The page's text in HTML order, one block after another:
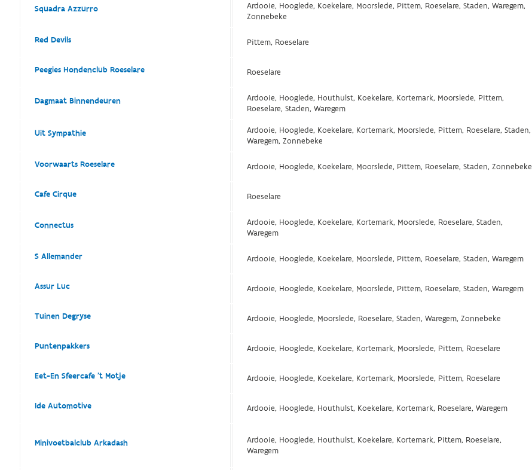
Squadra Azzurro
Ardooie, Hooglede, Koekelare, Moorslede, Pittem, Roeselare, Staden, Waregem,
Zonnebeke
Red Devils Pittem, Roeselare
Peegies Hondenclub Roeselare Roeselare
Dagmaat Binnendeuren
Ardooie, Hooglede, Houthulst, Koekelare, Kortemark, Moorslede, Pittem,
Roeselare, Staden, Waregem
Uit Sympathie
Ardooie, Hooglede, Koekelare, Kortemark, Moorslede, Pittem, Roeselare, Staden,
Waregem, Zonnebeke
Voorwaarts Roeselare Ardooie, Hooglede, Koekelare, Moorslede, Pittem, Roeselare, Staden, Zonnebeke
Cafe Cirque Roeselare
Connectus
Ardooie, Hooglede, Koekelare, Kortemark, Moorslede, Roeselare, Staden,
Waregem
S Allemander Ardooie, Hooglede, Koekelare, Moorslede, Pittem, Roeselare, Staden, Waregem
Assur Luc Ardooie, Hooglede, Koekelare, Moorslede, Pittem, Roeselare, Staden, Waregem
Tuinen Degryse Ardooie, Hooglede, Moorslede, Roeselare, Staden, Waregem, Zonnebeke
Puntenpakkers Ardooie, Hooglede, Koekelare, Kortemark, Moorslede, Pittem, Roeselare
Eet-En Sfeercafe 't Motje Ardooie, Hooglede, Koekelare, Kortemark, Moorslede, Pittem, Roeselare
Ide Automotive Ardooie, Hooglede, Houthulst, Koekelare, Kortemark, Roeselare, Waregem
Minivoetbalclub Arkadash
Ardooie, Hooglede, Houthulst, Koekelare, Kortemark, Pittem, Roeselare,
Waregem